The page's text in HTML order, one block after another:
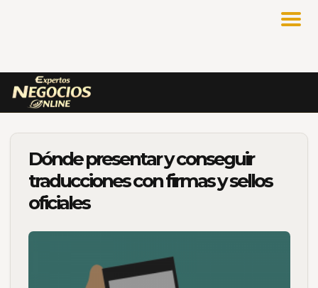
Dónde presentar y conseguir
traducciones con firmas y sellos
oficiales